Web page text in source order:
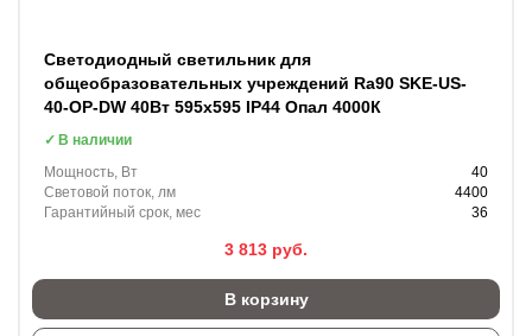
Светодиодный светильник для
общеобразовательных учреждений Ra90 SKE-US-
40-OP-DW 40Вт 595х595 IP44 Опал 4000К
В наличии
Мощность, Вт
40
Световой поток, лм
4400
Гарантийный срок, мес
36
3 813 руб.
В корзину